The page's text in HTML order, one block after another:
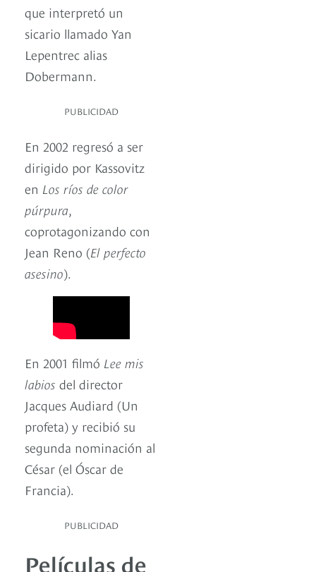
que interpretó un
sicario llamado Yan
Lepentrec alias
Dobermann.
PUBLICIDAD
En 2002 regresó a ser
dirigido por Kassovitz
en Los ríos de color
púrpura,
coprotagonizando con
Jean Reno (El perfecto
asesino).
En 2001 filmó Lee mis
labios del director
Jacques Audiard (Un
profeta) y recibió su
segunda nominación al
César (el Óscar de
Francia).
PUBLICIDAD
Películas de